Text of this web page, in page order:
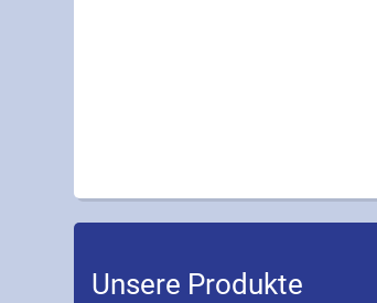
Unsere Produkte